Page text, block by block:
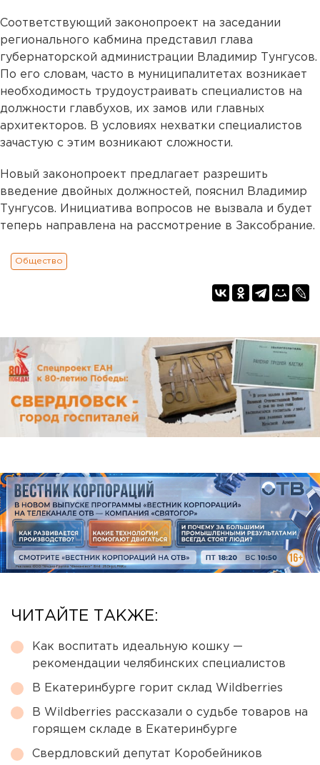
Соответствующий законопроект на заседании
регионального кабмина представил глава
губернаторской администрации Владимир Тунгусов.
По его словам, часто в муниципалитетах возникает
необходимость трудоустраивать специалистов на
должности главбухов, их замов или главных
архитекторов. В условиях нехватки специалистов
зачастую с этим возникают сложности.
Новый законопроект предлагает разрешить
введение двойных должностей, пояснил Владимир
Тунгусов. Инициатива вопросов не вызвала и будет
теперь направлена на рассмотрение в Заксобрание.
Общество
ЧИТАЙТЕ ТАКЖЕ:
Как воспитать идеальную кошку —
рекомендации челябинских специалистов
В Екатеринбурге горит склад Wildberries
В Wildberries рассказали о судьбе товаров на
горящем складе в Екатеринбурге
Свердловский депутат Коробейников